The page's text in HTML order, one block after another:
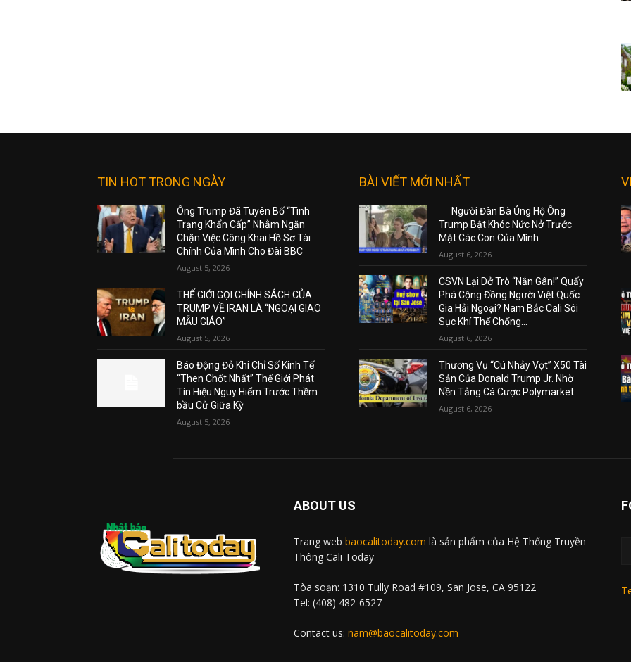
TIN HOT TRONG NGÀY
Ông Trump Đã Tuyên Bố “Tình
Trạng Khẩn Cấp” Nhằm Ngăn
Chặn Việc Công Khai Hồ Sơ Tài
Chính Của Mình Cho Đài BBC
August 5, 2026
THẾ GIỚI GỌI CHÍNH SÁCH CỦA
TRUMP VỀ IRAN LÀ “NGOẠI GIAO
MẪU GIÁO”
August 5, 2026
Báo Động Đỏ Khi Chỉ Số Kinh Tế
“Then Chốt Nhất” Thế Giới Phát
Tín Hiệu Nguy Hiểm Trước Thềm
bầu Cử Giữa Kỳ
August 5, 2026
BÀI VIẾT MỚI NHẤT
Người Đàn Bà Ủng Hộ Ông
Trump Bật Khóc Nức Nở Trước
Mặt Các Con Của Mình
August 6, 2026
CSVN Lại Dở Trò “Nắn Gân!” Quấy
Phá Cộng Đồng Người Việt Quốc
Gia Hải Ngoại? Nam Bắc Cali Sôi
Sục Khí Thế Chống...
August 6, 2026
Thương Vụ “Cú Nhảy Vọt” X50 Tài
Sản Của Donald Trump Jr. Nhờ
Nền Tảng Cá Cược Polymarket
August 6, 2026
ABOUT US
Trang web baocalitoday.com là sản phẩm của Hệ Thống Truyền
Thông Cali Today
Tòa soạn: 1310 Tully Road #109, San Jose, CA 95122
Tel: (408) 482-6527
Contact us: nam@baocalitoday.com